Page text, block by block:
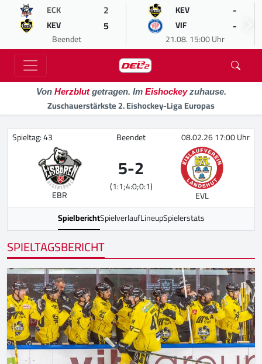
ECK 2
KEV 5
Beendet
KEV -
VIF -
21.08. 15:00 Uhr
Von Herzblutgetragen. Im Eishockeyzuhause.
Zuschauerstärkste 2. Eishockey-Liga Europas
Spieltag: 43 Beendet 08.02.26 17:00 Uhr
EBR
5-2
(1:1;4:0;0:1)
EVL
SpielberichtSpielverlaufLineupSpielerstats
SPIELTAGSBERICHT